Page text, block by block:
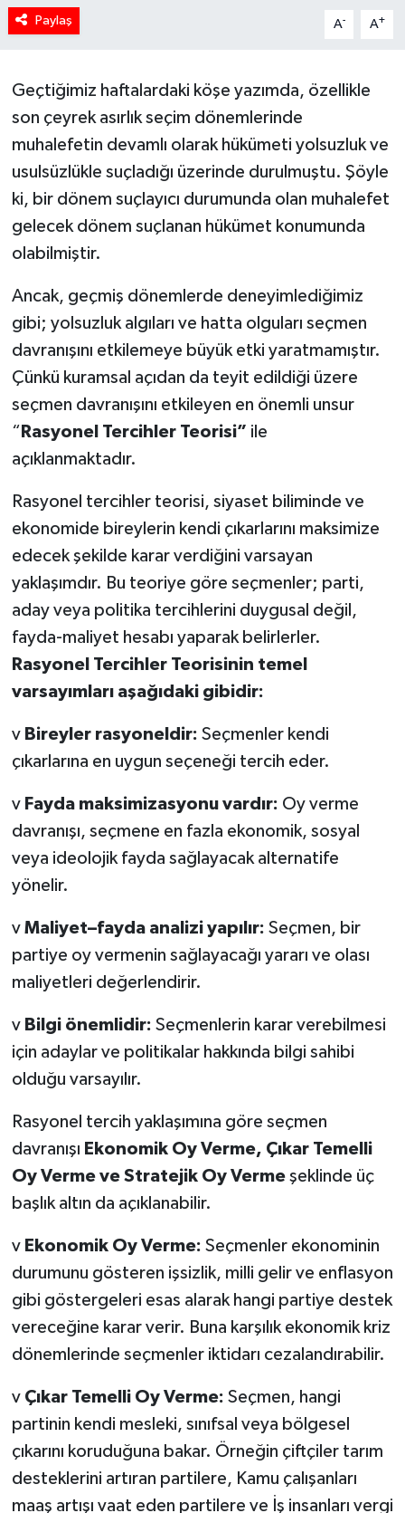
Paylaş A- A+
Geçtiğimiz haftalardaki köşe yazımda, özellikle
son çeyrek asırlık seçim dönemlerinde
muhalefetin devamlı olarak hükümeti yolsuzluk ve
usulsüzlükle suçladığı üzerinde durulmuştu. Şöyle
ki, bir dönem suçlayıcı durumunda olan muhalefet
gelecek dönem suçlanan hükümet konumunda
olabilmiştir.
Ancak, geçmiş dönemlerde deneyimlediğimiz
gibi; yolsuzluk algıları ve hatta olguları seçmen
davranışını etkilemeye büyük etki yaratmamıştır.
Çünkü kuramsal açıdan da teyit edildiği üzere
seçmen davranışını etkileyen en önemli unsur
“ Rasyonel Tercihler Teorisi” ile
açıklanmaktadır.
Rasyonel tercihler teorisi, siyaset biliminde ve
ekonomide bireylerin kendi çıkarlarını maksimize
edecek şekilde karar verdiğini varsayan
yaklaşımdır. Bu teoriye göre seçmenler; parti,
aday veya politika tercihlerini duygusal değil,
fayda-maliyet hesabı yaparak belirlerler.
Rasyonel Tercihler Teorisinin temel
varsayımları aşağıdaki gibidir:
v Bireyler rasyoneldir: Seçmenler kendi
çıkarlarına en uygun seçeneği tercih eder.
v Fayda maksimizasyonu vardır: Oy verme
davranışı, seçmene en fazla ekonomik, sosyal
veya ideolojik fayda sağlayacak alternatife
yönelir.
v Maliyet–fayda analizi yapılır: Seçmen, bir
partiye oy vermenin sağlayacağı yararı ve olası
maliyetleri değerlendirir.
v Bilgi önemlidir: Seçmenlerin karar verebilmesi
için adaylar ve politikalar hakkında bilgi sahibi
olduğu varsayılır.
Rasyonel tercih yaklaşımına göre seçmen
davranışı Ekonomik Oy Verme, Çıkar Temelli
Oy Verme ve Stratejik Oy Verme şeklinde üç
başlık altın da açıklanabilir.
v Ekonomik Oy Verme: Seçmenler ekonominin
durumunu gösteren işsizlik, milli gelir ve enflasyon
gibi göstergeleri esas alarak hangi partiye destek
vereceğine karar verir. Buna karşılık ekonomik kriz
dönemlerinde seçmenler iktidarı cezalandırabilir.
v Çıkar Temelli Oy Verme: Seçmen, hangi
partinin kendi mesleki, sınıfsal veya bölgesel
çıkarını koruduğuna bakar. Örneğin çiftçiler tarım
desteklerini artıran partilere, Kamu çalışanları
maaş artışı vaat eden partilere ve İş insanları vergi